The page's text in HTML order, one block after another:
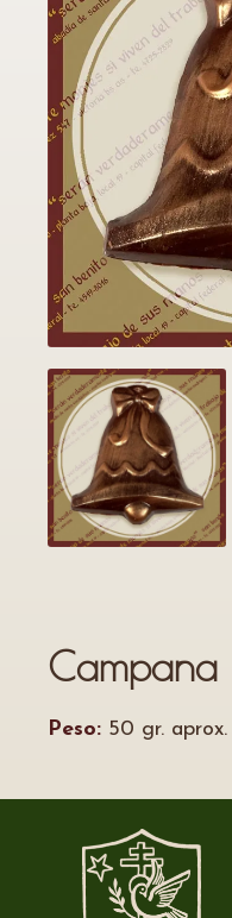
Campana
Peso: 50 gr. aprox.